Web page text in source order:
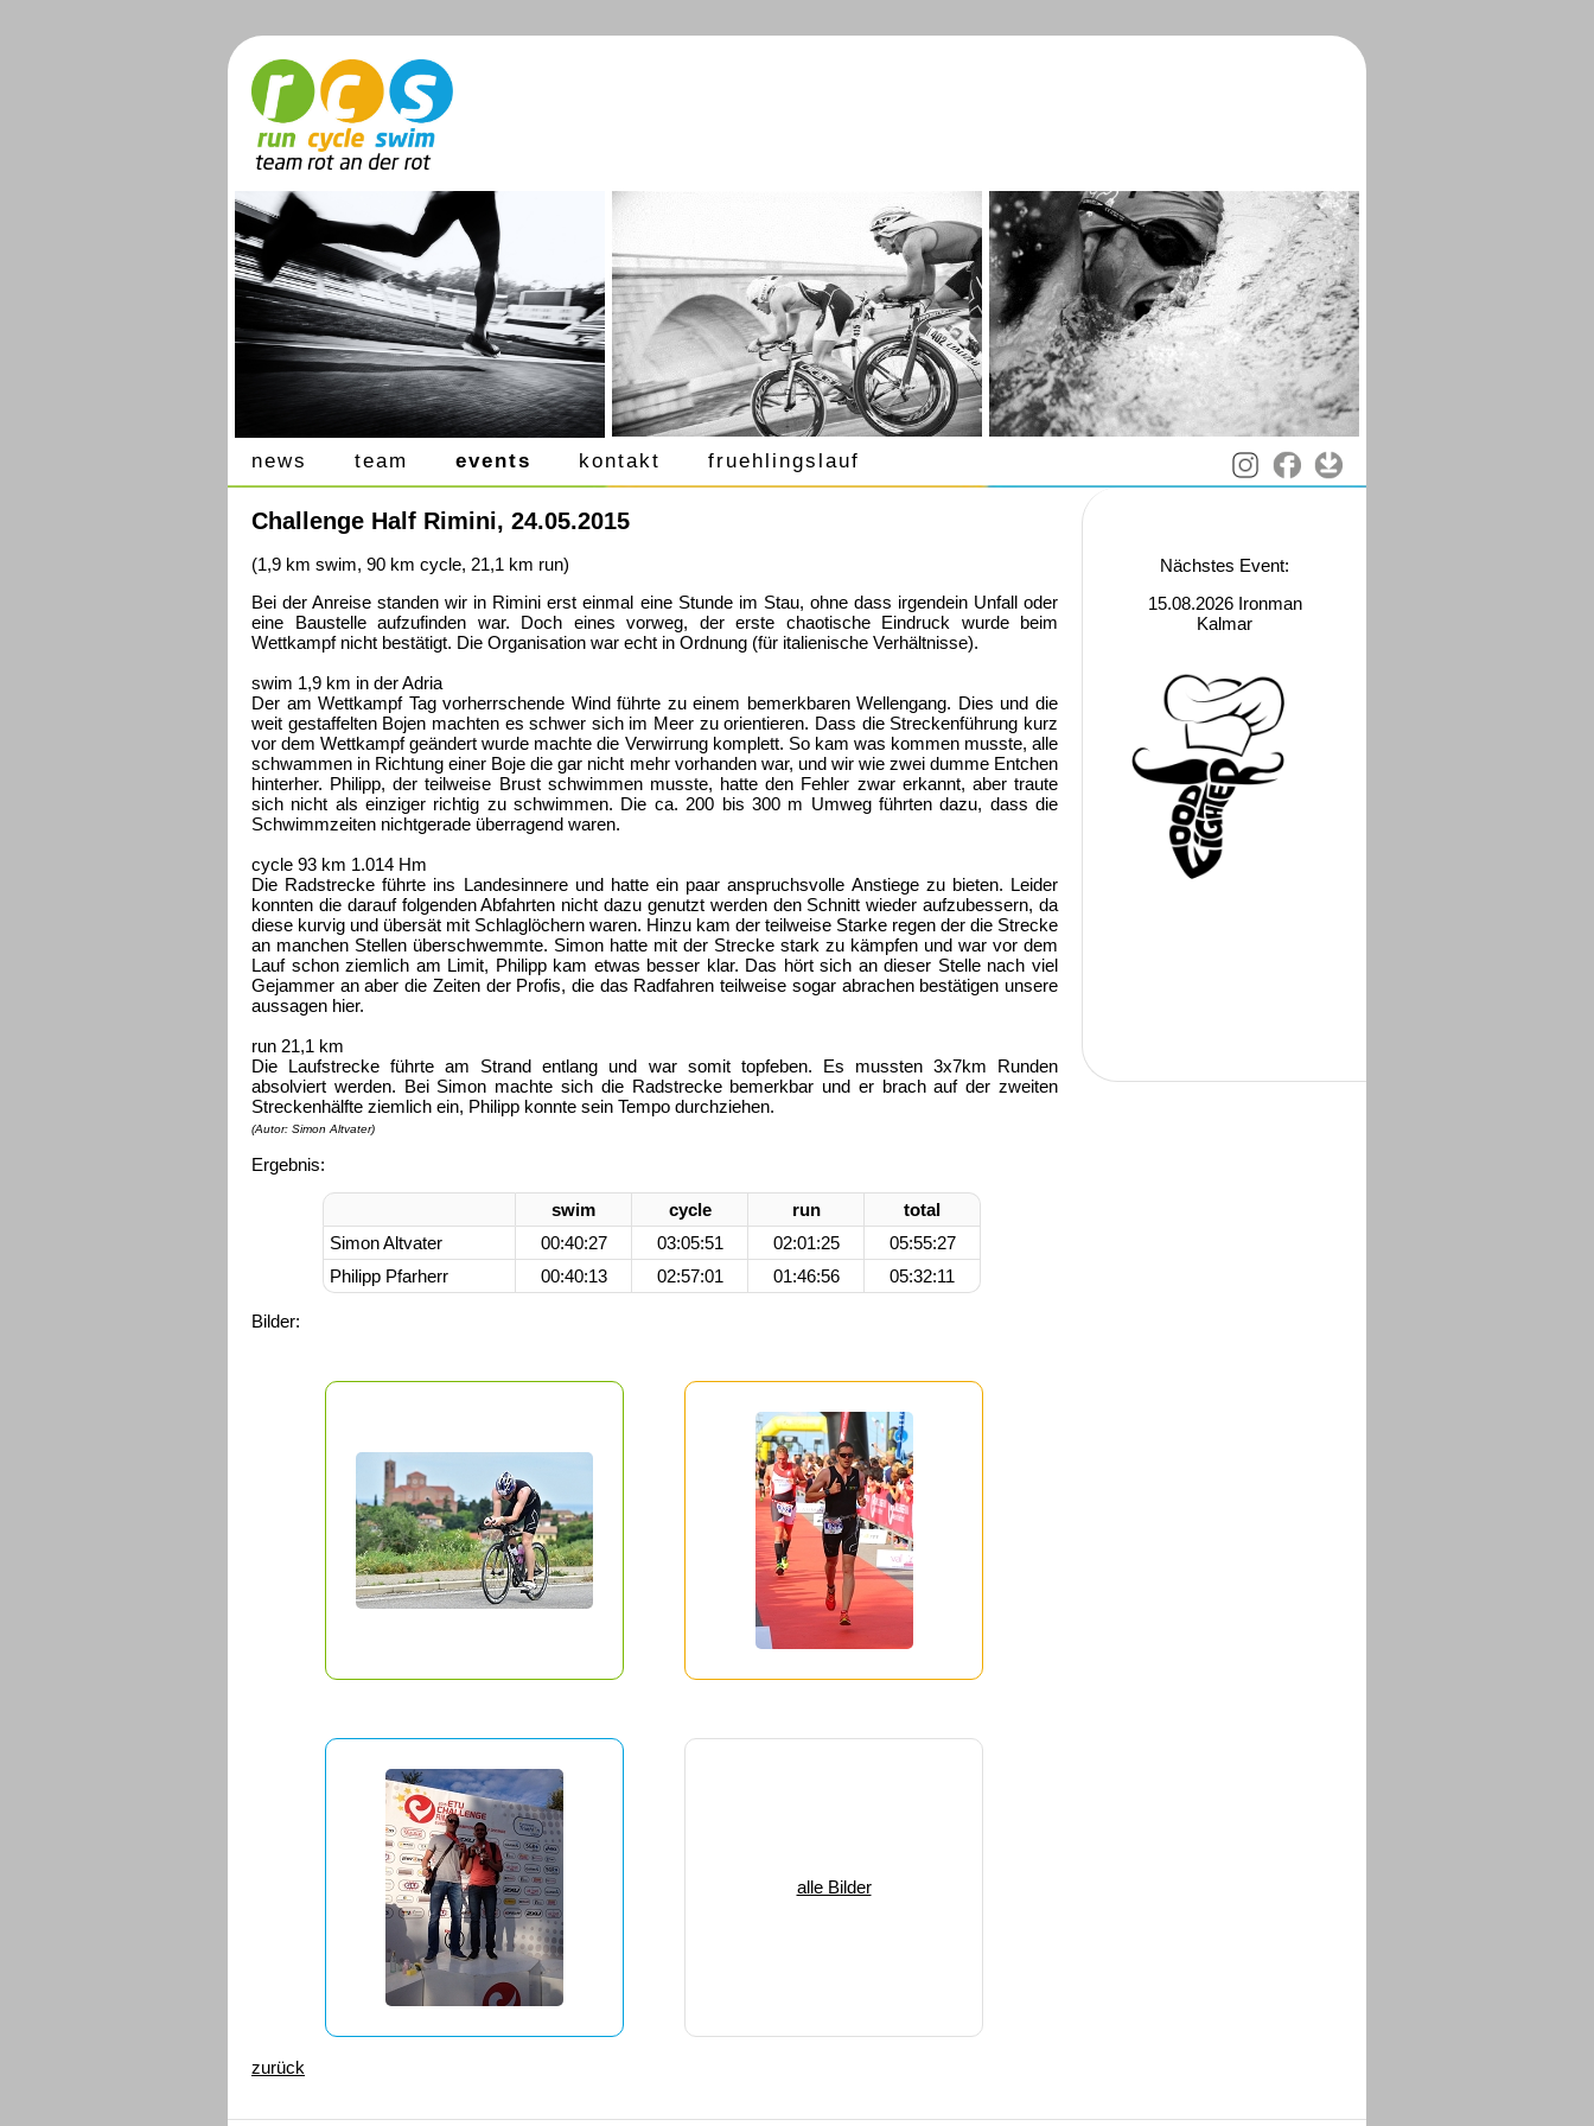
news team events kontakt fruehlingslauf
Challenge Half Rimini, 24.05.2015
(1,9 km swim, 90 km cycle, 21,1 km run)
Bei der Anreise standen wir in Rimini erst einmal eine Stunde im Stau, ohne dass irgendein Unfall oder
eine Baustelle aufzufinden war. Doch eines vorweg, der erste chaotische Eindruck wurde beim
Wettkampf nicht bestätigt. Die Organisation war echt in Ordnung (für italienische Verhältnisse).
swim 1,9 km in der Adria
Der am Wettkampf Tag vorherrschende Wind führte zu einem bemerkbaren Wellengang. Dies und die
weit gestaffelten Bojen machten es schwer sich im Meer zu orientieren. Dass die Streckenführung kurz
vor dem Wettkampf geändert wurde machte die Verwirrung komplett. So kam was kommen musste, alle
schwammen in Richtung einer Boje die gar nicht mehr vorhanden war, und wir wie zwei dumme Entchen
hinterher. Philipp, der teilweise Brust schwimmen musste, hatte den Fehler zwar erkannt, aber traute
sich nicht als einziger richtig zu schwimmen. Die ca. 200 bis 300 m Umweg führten dazu, dass die
Schwimmzeiten nichtgerade überragend waren.
cycle 93 km 1.014 Hm
Die Radstrecke führte ins Landesinnere und hatte ein paar anspruchsvolle Anstiege zu bieten. Leider
konnten die darauf folgenden Abfahrten nicht dazu genutzt werden den Schnitt wieder aufzubessern, da
diese kurvig und übersät mit Schlaglöchern waren. Hinzu kam der teilweise Starke regen der die Strecke
an manchen Stellen überschwemmte. Simon hatte mit der Strecke stark zu kämpfen und war vor dem
Lauf schon ziemlich am Limit, Philipp kam etwas besser klar. Das hört sich an dieser Stelle nach viel
Gejammer an aber die Zeiten der Profis, die das Radfahren teilweise sogar abrachen bestätigen unsere
aussagen hier.
run 21,1 km
Die Laufstrecke führte am Strand entlang und war somit topfeben. Es mussten 3x7km Runden
absolviert werden. Bei Simon machte sich die Radstrecke bemerkbar und er brach auf der zweiten
Streckenhälfte ziemlich ein, Philipp konnte sein Tempo durchziehen.
(Autor: Simon Altvater)
Ergebnis:
swim cycle run
total
Simon Altvater
00:40:27 03:05:51 02:01:25
05:55:27
Philipp Pfarherr
00:40:13 02:57:01 01:46:56 05:32:11
Bilder:
alle Bilder
zurück
Nächstes Event:
15.08.2026 Ironman
Kalmar